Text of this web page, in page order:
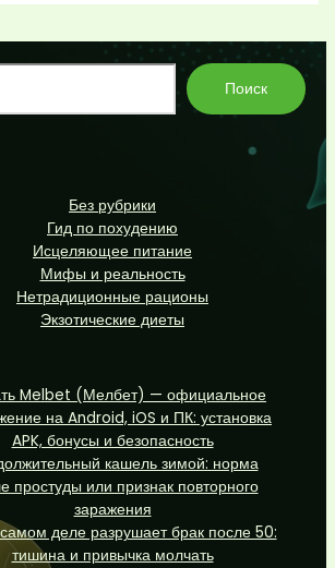
Поиск
Без рубрики
Гид по похудению
Исцеляющее питание
Мифы и реальность
Нетрадиционные рационы
Экзотические диеты
Melbet (Мелбет) — официальное
на Android, iOS и ПК: установка
APK, бонусы и безопасность
кашель зимой: норма
простуды или признак повторного
заражения
деле разрушает брак после 50:
тишина и привычка молчать